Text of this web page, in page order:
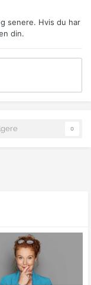
senere. Hvis du har
din.
0